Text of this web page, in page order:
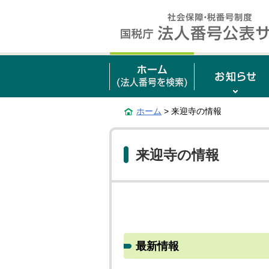
ホーム > 来迎寺の情報
来迎寺の情報
最新情報